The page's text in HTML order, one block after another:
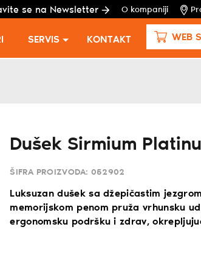
se na Newsletter O kompaniji
SERVIS KONTAKT WEB
Dušek Sirmium
ŠIFRA PROIZVODA: 052902
Luksuzan dušek sa džepičastim
memorijskom penom pruža vrhunsku
ergonomsku podršku i zdrav,